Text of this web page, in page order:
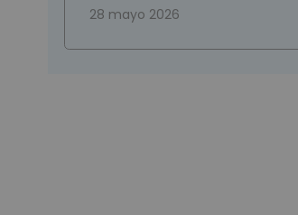
28 mayo 2026